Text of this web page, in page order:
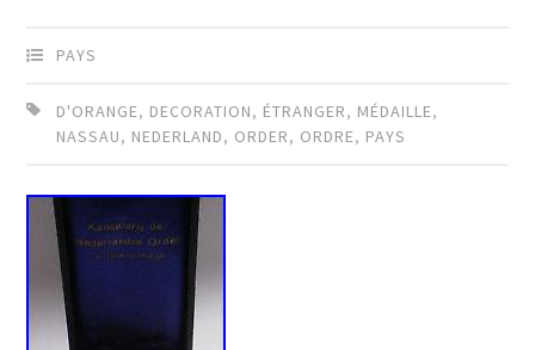
PAYS
D'ORANGE, DECORATION, ÉTRANGER, MÉDAILLE,
NASSAU, NEDERLAND, ORDER, ORDRE, PAYS